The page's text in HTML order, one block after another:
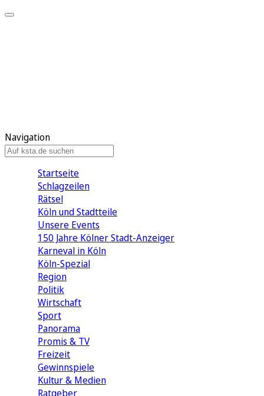
Navigation
Startseite
Schlagzeilen
Rätsel
Köln und Stadtteile
Unsere Events
150 Jahre Kölner Stadt-Anzeiger
Karneval in Köln
Köln-Spezial
Region
Politik
Wirtschaft
Sport
Panorama
Promis & TV
Freizeit
Gewinnspiele
Kultur & Medien
Ratgeber